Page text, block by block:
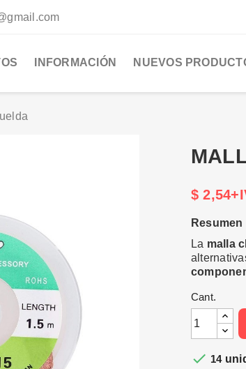
INFORMACIÓN NUEVOS
$
Resumen
La malla
Cant.
 14